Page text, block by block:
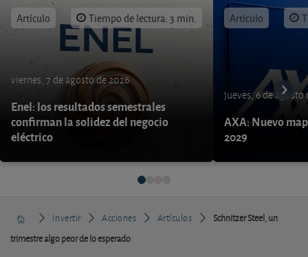
Artículo Tiempo de lectura: 3 min.
viernes, 7 de agosto de 2026
Enel: los resultados semestrales
confirman la solidez del negocio
eléctrico
Artículo
jueves, 6 de agosto
AXA: Nuevo
2029
Invertir Acciones Artículos
Schnitzer Steel, un
trimestre algo peor de lo esperado